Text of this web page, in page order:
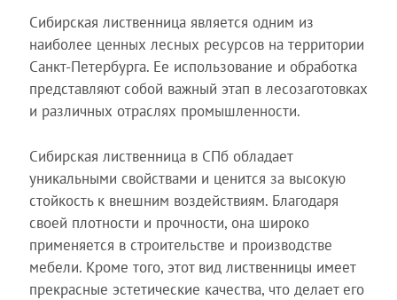
Сибирская лиственница является одним из
наиболее ценных лесных ресурсов на территории
Санкт-Петербурга. Ее использование и обработка
представляют собой важный этап в лесозаготовках
и различных отраслях промышленности.
Сибирская лиственница в СПб обладает
уникальными свойствами и ценится за высокую
стойкость к внешним воздействиям. Благодаря
своей плотности и прочности, она широко
применяется в строительстве и производстве
мебели. Кроме того, этот вид лиственницы имеет
прекрасные эстетические качества, что делает его